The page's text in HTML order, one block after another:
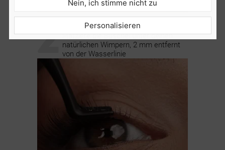
2 BRINGEDIE WIMPERN AN
Platziere die Büschel unter deinen
natürlichen Wimpern, 2 mm entfernt
von der Wasserlinie
Nein, ich stimme nicht zu
Personalisieren